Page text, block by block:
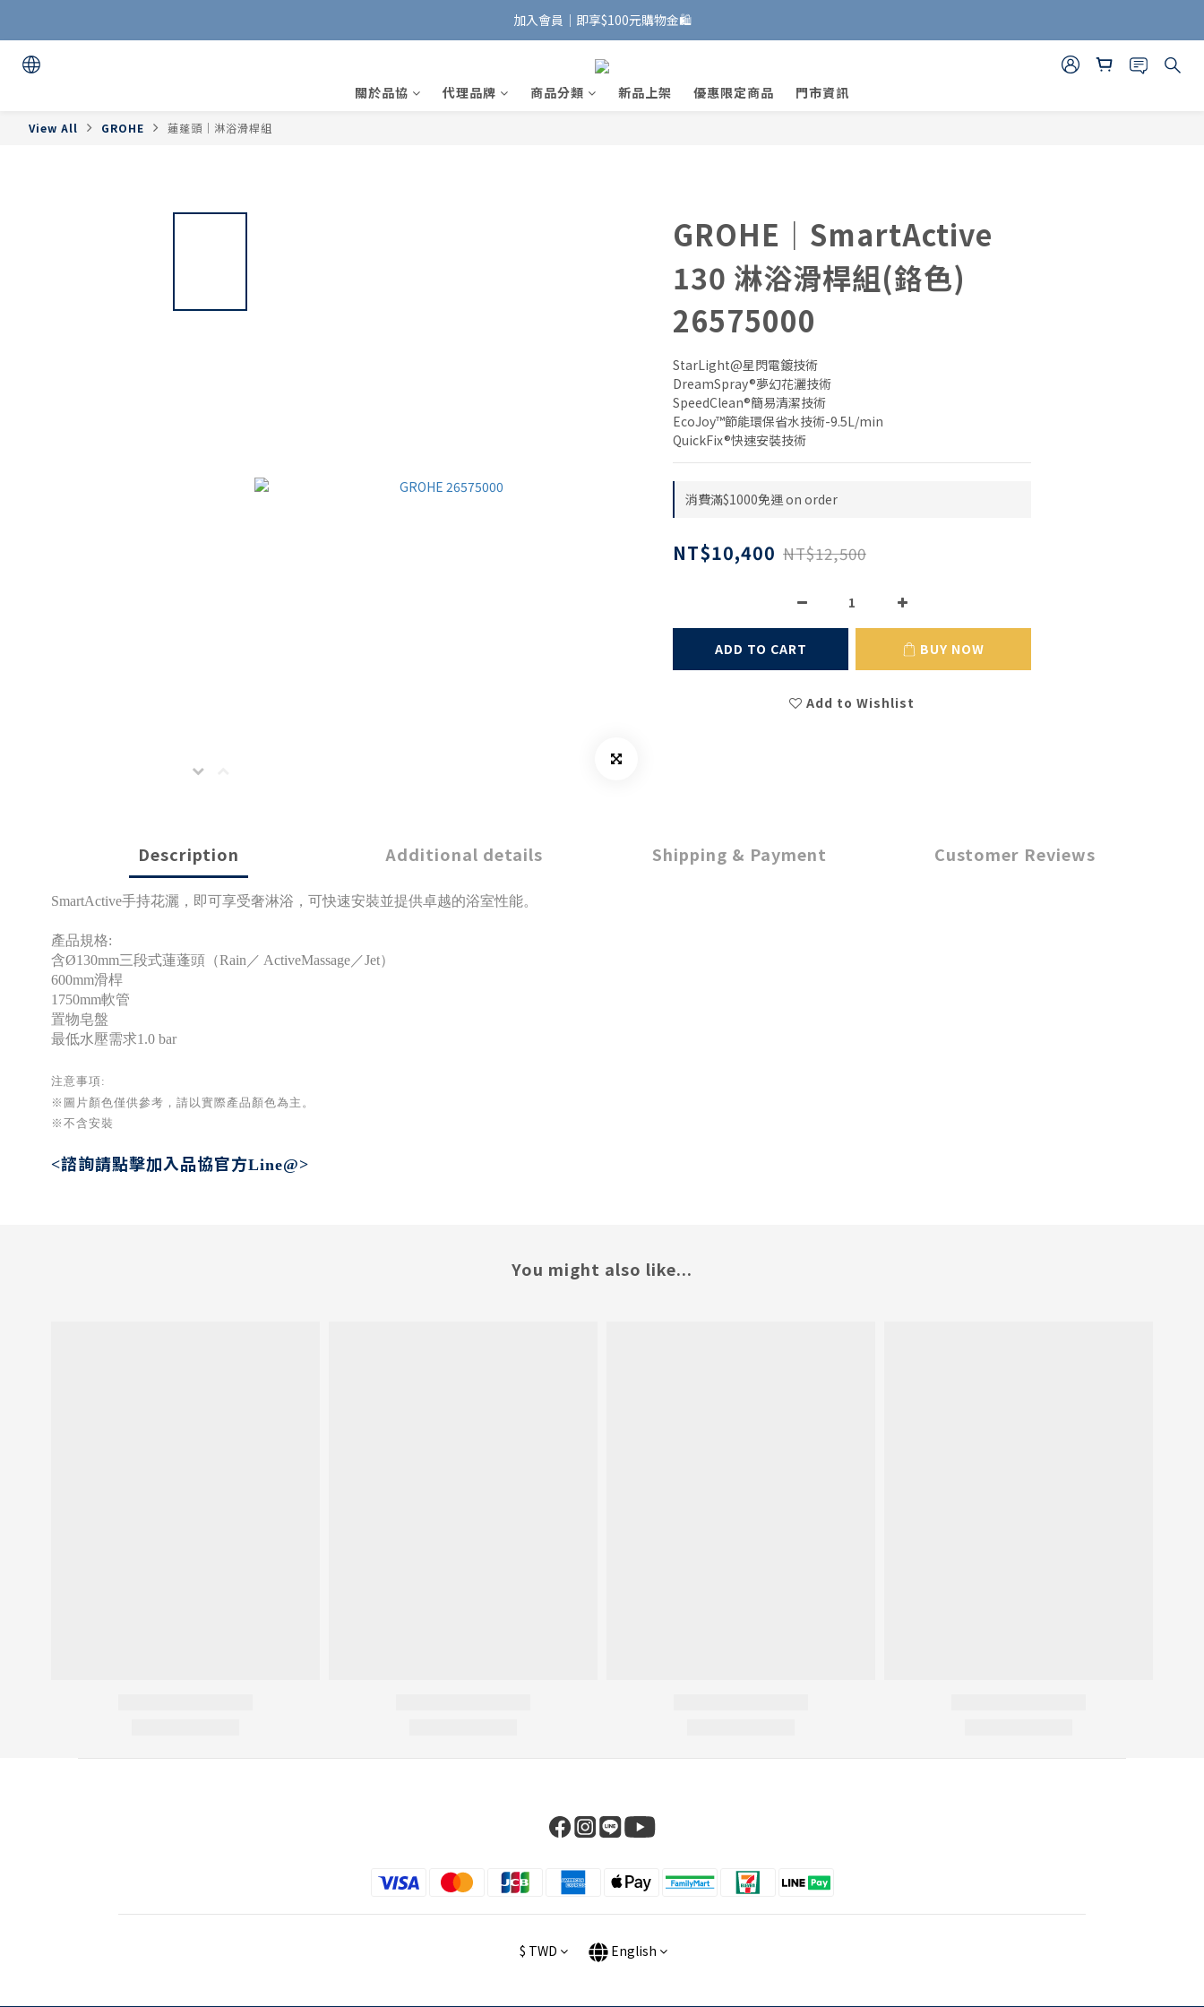
加入會員｜即享$100元購物金🛍️
加入會員｜即享$100元購物金🛍️
安裝維修服務｜Line ID @885wywfl
好友募集中｜官方Line ID @746aztjp
關於品協 代理品牌 商品分類 新品上架 優惠限定商品 門市資訊
View All GROHE 蓮蓬頭｜淋浴滑桿組
GROHE｜SmartActive
130 淋浴滑桿組(鉻色)
26575000
StarLight@星閃電鍍技術
DreamSpray®夢幻花灑技術
SpeedClean®簡易清潔技術
EcoJoy™節能環保省水技術-9.5L/min
QuickFix®快速安裝技術
消費滿$1000免運 on order
NT$10,400 NT$12,500
ADD TO CART BUY NOW
Add to Wishlist
Description Additional details Shipping & Payment Customer Reviews
SmartActive手持花灑，即可享受奢淋浴，可快速安裝並提供卓越的浴室性能。
產品規格:
含Ø130mm三段式蓮蓬頭（Rain／ ActiveMassage／Jet）
600mm滑桿
1750mm軟管
置物皂盤
最低水壓需求1.0 bar
注意事項:
※圖片顏色僅供參考 ，請以實際產品顏色為主。
※不含安裝
<諮詢請點擊加入品協官方Line@>
You might also like...
$ TWD English